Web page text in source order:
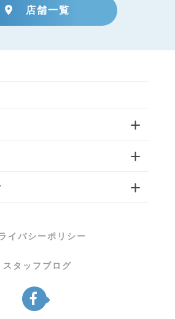
店舗一覧
イバシーポリシー
スタッフブログ